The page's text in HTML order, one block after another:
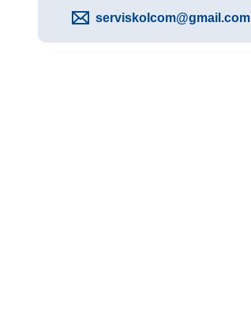
serviskolcom@gmail.com